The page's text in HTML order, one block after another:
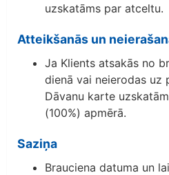
uzskatāms par atceltu.
Atteikšanās un
Ja Klients atsakās no
dienā vai neierodas uz
Dāvanu karte
(100%) apmērā.
Saziņa
Brauciena datuma un